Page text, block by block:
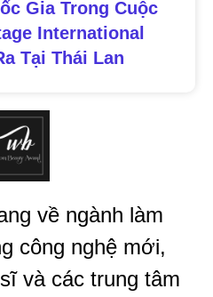
Gia Trong Cuộc
International
Tại Thái Lan
về ngành làm
công nghệ mới,
và các trung tâm